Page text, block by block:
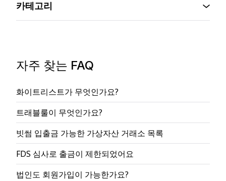
자주 찾는 FAQ
화이트리스트가 무엇인가요?
트래블룰이 무엇인가요?
빗썸 입출금 가능한 가상자산 거래소 목록
FDS 심사로 출금이 제한되었어요
법인도 회원가입이 가능한가요?
카테고리